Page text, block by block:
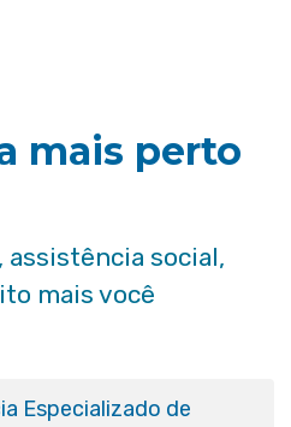
mais perto
assistência social,
mais você
Especializado de